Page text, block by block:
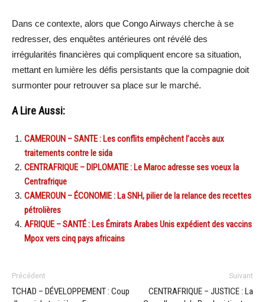
Dans ce contexte, alors que Congo Airways cherche à se
redresser, des enquêtes antérieures ont révélé des
irrégularités financières qui compliquent encore sa situation,
mettant en lumière les défis persistants que la compagnie doit
surmonter pour retrouver sa place sur le marché.
A Lire Aussi:
CAMEROUN – SANTE : Les conflits empêchent l’accès aux
traitements contre le sida
CENTRAFRIQUE – DIPLOMATIE : Le Maroc adresse ses voeux la
Centrafrique
CAMEROUN – ÉCONOMIE : La SNH, pilier de la relance des recettes
pétrolières
AFRIQUE – SANTÉ : Les Émirats Arabes Unis expédient des vaccins
Mpox vers cinq pays africains
Précédent
TCHAD – DÉVELOPPEMENT : Coup
Suivant
CENTRAFRIQUE – JUSTICE : La